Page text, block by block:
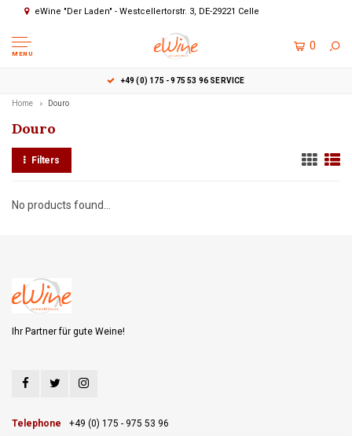
eWine "Der Laden" - Westcellertorstr. 3, DE-29221 Celle
MENU
0
+49 (0) 175 - 975 53 96 SERVICE
Home Douro
Douro
Filters
No products found...
Ihr Partner für gute Weine!
Telephone
+49 (0) 175 - 975 53 96